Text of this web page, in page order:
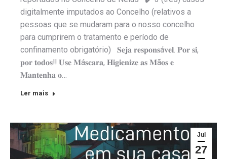
digitalmente imputados ao Concelho (relativos a
pessoas que se mudaram para o nosso concelho
para cumprirem o tratamento e período de
confinamento obrigatório) 𝐒𝐞𝐣𝐚 𝐫𝐞𝐬𝐩𝐨𝐧𝐬á𝐯𝐞𝐥. 𝐏𝐨𝐫 𝐬𝐢,
𝐩𝐨𝐫 𝐭𝐨𝐝𝐨𝐬‼️ 𝐔𝐬𝐞 𝐌á𝐬𝐜𝐚𝐫𝐚, 𝐇𝐢𝐠𝐢𝐞𝐧𝐢𝐳𝐞 𝐚𝐬 𝐌ã𝐨𝐬 𝐞
𝐌𝐚𝐧𝐭𝐞𝐧𝐡𝐚 𝐨…
Ler mais
Jul
27